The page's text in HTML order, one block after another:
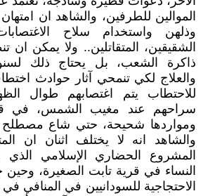
الموالين للطرفين، والشاهد ان
وذلهن واستخدام سلاح
الشقيقين، المتقاتلين.. ولا يمكن
ذاكرة الشعب، بل يحتاج ذلك
والعلاج لكي تنمحي آثار حوادث
للاحتطاب يتم اغتصابهم طوال
سراحهم عند مغيب الشمس، في
ومواردها شحيحة، حتي شاع مصطلح
والشاهد انه لا يختلف اثنان ان
النساء في قرية تابت الصغيرة،
الاحتجاجية للسودانيين في المنافي